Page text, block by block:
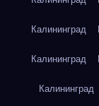
Калининград
Калининград
Калининград